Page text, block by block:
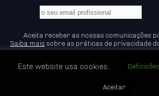
Aceita receber as nossas comunicações
Saiba mais sobre as práticas de privacidade
Política de Privacidade e Cookies
Este website usa cookies.
Aceitar